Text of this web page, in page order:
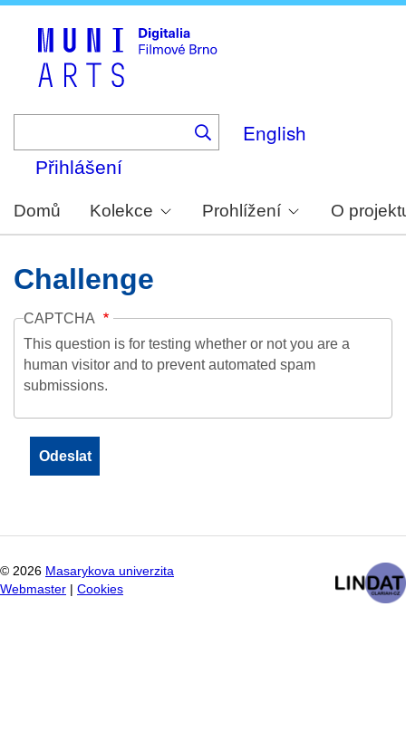
English
Přihlášení
Domů Kolekce Prohlížení O
Challenge
CAPTCHA
This question is for testing whether or not you are a
human visitor and to prevent automated spam
submissions.
© 2026 Masarykova univerzita
Webmaster
Cookies